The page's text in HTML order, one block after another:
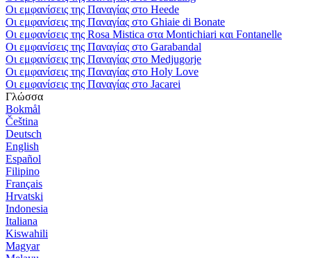
Οι εμφανίσεις της Παναγίας στο Heede
Οι εμφανίσεις της Παναγίας στο Ghiaie di Bonate
Οι εμφανίσεις της Rosa Mistica στα Montichiari και Fontanelle
Οι εμφανίσεις της Παναγίας στο Garabandal
Οι εμφανίσεις της Παναγίας στο Medjugorje
Οι εμφανίσεις της Παναγίας στο Holy Love
Οι εμφανίσεις της Παναγίας στο Jacarei
Γλώσσα
Bokmål
Čeština
Deutsch
English
Español
Filipino
Français
Hrvatski
Indonesia
Italiana
Kiswahili
Magyar